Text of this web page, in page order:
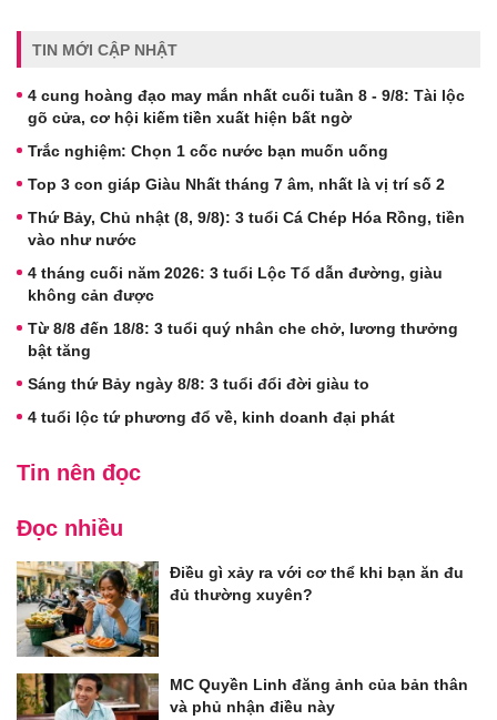
TIN MỚI CẬP NHẬT
4 cung hoàng đạo may mắn nhất cuối tuần 8 - 9/8: Tài lộc
gõ cửa, cơ hội kiếm tiền xuất hiện bất ngờ
Trắc nghiệm: Chọn 1 cốc nước bạn muốn uống
Top 3 con giáp Giàu Nhất tháng 7 âm, nhất là vị trí số 2
Thứ Bảy, Chủ nhật (8, 9/8): 3 tuổi Cá Chép Hóa Rồng, tiền
vào như nước
4 tháng cuối năm 2026: 3 tuổi Lộc Tổ dẫn đường, giàu
không cản được
Từ 8/8 đến 18/8: 3 tuổi quý nhân che chở, lương thưởng
bật tăng
Sáng thứ Bảy ngày 8/8: 3 tuổi đổi đời giàu to
4 tuổi lộc tứ phương đổ về, kinh doanh đại phát
Tin nên đọc
Đọc nhiều
Điều gì xảy ra với cơ thể khi bạn ăn đu
đủ thường xuyên?
MC Quyền Linh đăng ảnh của bản thân
và phủ nhận điều này